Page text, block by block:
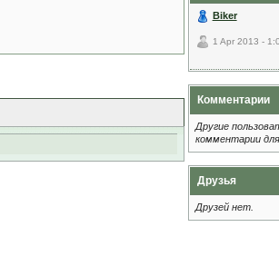
Biker
1 Apr 2013 -
Комментарии
Другие
комментарии для
Друзья
Друзей нет.